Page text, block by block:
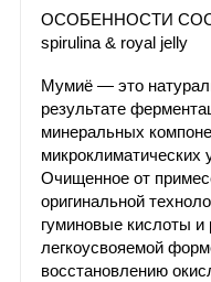
ОСОБЕННОСТИ
spirulina & royal jelly
Мумиё — это
результате
минеральных
микроклиматических
Очищенное от
оригинальной
гуминовые кислоты
легкоусвояемой
восстановлению